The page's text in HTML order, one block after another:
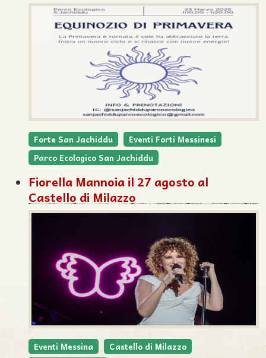
Forte San Jachiddu
Eventi Forti Messinesi
Parco Ecologico San Jachiddu
Fiorella Mannoia il 27 agosto al
Castello di Milazzo
Eventi Messina
Castello di Milazzo